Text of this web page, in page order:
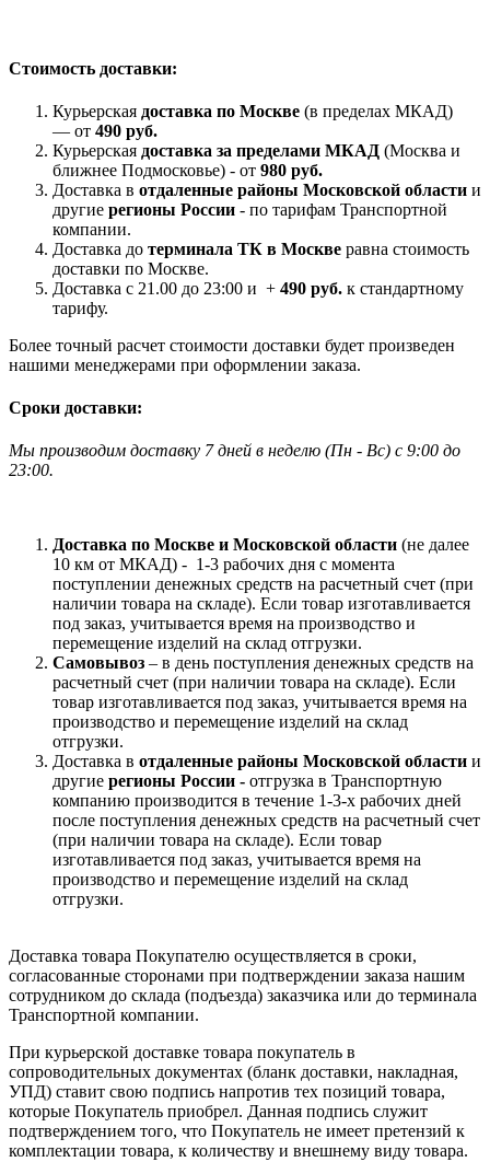
Стоимость доставки:
Курьерская доставка по Москве (в пределах МКАД)
— от 490 руб.
Курьерская доставка за пределами МКАД (Москва и
ближнее Подмосковье) - от 980 руб.
Доставка в отдаленные районы Московской области и
другие регионы России - по тарифам Транспортной
компании.
Доставка до терминала ТК в Москве равна стоимость
доставки по Москве.
Доставка с 21.00 до 23:00 и + 490 руб. к стандартному
тарифу.
Более точный расчет стоимости доставки будет произведен
нашими менеджерами при оформлении заказа.
Сроки доставки:
Мы производим доставку 7 дней в неделю (Пн - Вс) с 9:00 до
23:00.
Доставка по Москве и Московской области (не далее
10 км от МКАД) - 1-3 рабочих дня с момента
поступлении денежных средств на расчетный счет (при
наличии товара на складе). Если товар изготавливается
под заказ, учитывается время на производство и
перемещение изделий на склад отгрузки.
Самовывоз – в день поступления денежных средств на
расчетный счет (при наличии товара на складе). Если
товар изготавливается под заказ, учитывается время на
производство и перемещение изделий на склад
отгрузки.
Доставка в отдаленные районы Московской области и
другие регионы России - отгрузка в Транспортную
компанию производится в течение 1-3-х рабочих дней
после поступления денежных средств на расчетный счет
(при наличии товара на складе). Если товар
изготавливается под заказ, учитывается время на
производство и перемещение изделий на склад
отгрузки.
Доставка товара Покупателю осуществляется в сроки,
согласованные сторонами при подтверждении заказа нашим
сотрудником до склада (подъезда) заказчика или до терминала
Транспортной компании.
При курьерской доставке товара покупатель в
сопроводительных документах (бланк доставки, накладная,
УПД) ставит свою подпись напротив тех позиций товара,
которые Покупатель приобрел. Данная подпись служит
подтверждением того, что Покупатель не имеет претензий к
комплектации товара, к количеству и внешнему виду товара.